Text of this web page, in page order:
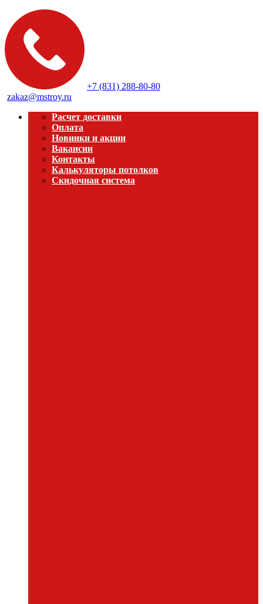
+7 (831) 288-80-80
zakaz@mstroy.ru
Расчет доставки
Оплата
Новинки и акции
Вакансии
Контакты
Калькуляторы потолков
Скидочная система